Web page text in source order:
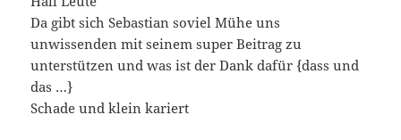
Da gibt sich Sebastian soviel Mühe uns
unwissenden mit seinem super Beitrag zu
unterstützen und was ist der Dank dafür {dass und
das …}
Schade und klein kariert